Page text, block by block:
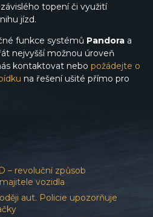
topení či využití
jízd.
funkce systémů Pandora a
nejvyšší možnou úroveň
kontaktovat nebo požádejte o
na řešení ušité přímo pro
– revoluční způsob
vozidla
aut. Policie upozorňuje